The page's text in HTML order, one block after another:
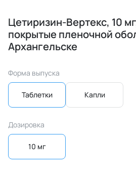
Цетиризин-Вертекс, 10
покрытые пленочной
Архангельске
Форма выпуска
Таблетки Капли
Дозировка
10 мг